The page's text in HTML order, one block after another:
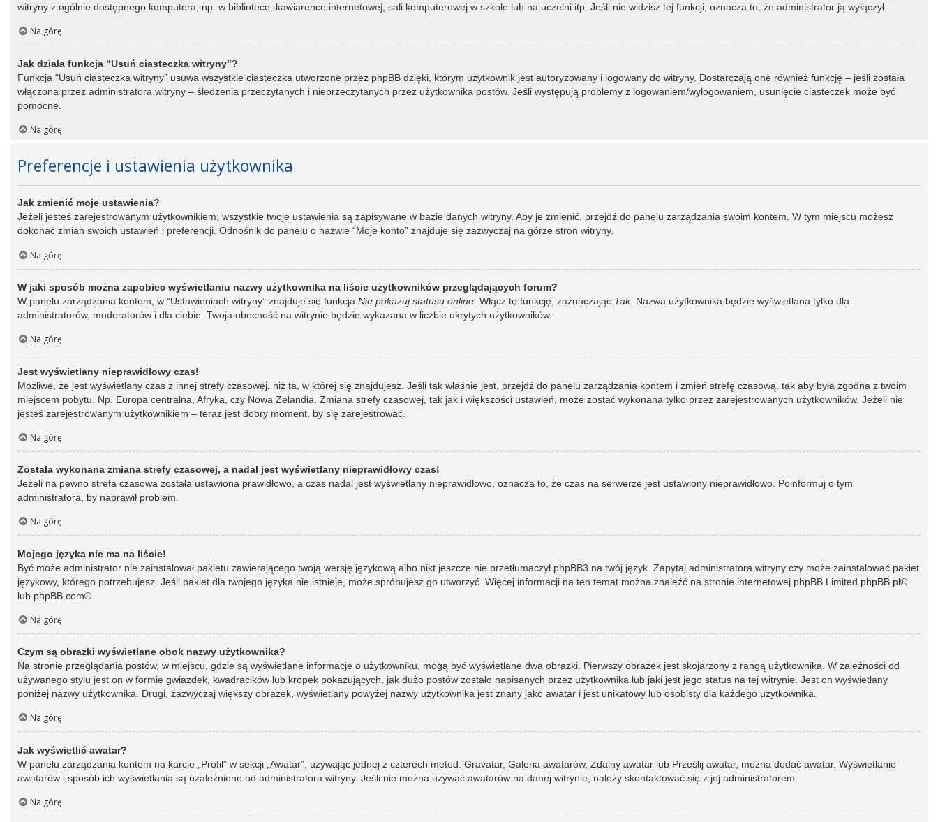
witryny z ogólnie dostępnego komputera, np. w bibliotece, kawiarence internetowej, sali komputerowej w szkole lub na uczelni itp. Jeśli nie widzisz tej funkcji, oznacza to, że administrator ją wyłączył.
Na górę
Jak działa funkcja “Usuń ciasteczka witryny”?
Funkcja “Usuń ciasteczka witryny” usuwa wszystkie ciasteczka utworzone przez phpBB dzięki, którym użytkownik jest autoryzowany i logowany do witryny. Dostarczają one również funkcję – jeśli została
włączona przez administratora witryny – śledzenia przeczytanych i nieprzeczytanych przez użytkownika postów. Jeśli występują problemy z logowaniem/wylogowaniem, usunięcie ciasteczek może być
pomocne.
Na górę
Preferencje i ustawienia użytkownika
Jak zmienić moje ustawienia?
Jeżeli jesteś zarejestrowanym użytkownikiem, wszystkie twoje ustawienia są zapisywane w bazie danych witryny. Aby je zmienić, przejdź do panelu zarządzania swoim kontem. W tym miejscu możesz
dokonać zmian swoich ustawień i preferencji. Odnośnik do panelu o nazwie “Moje konto” znajduje się zazwyczaj na górze stron witryny.
Na górę
W jaki sposób można zapobiec wyświetlaniu nazwy użytkownika na liście użytkowników przeglądających forum?
W panelu zarządzania kontem, w “Ustawieniach witryny” znajduje się funkcja Nie pokazuj statusu online . Włącz tę funkcję, zaznaczając Tak. Nazwa użytkownika będzie wyświetlana tylko dla
administratorów, moderatorów i dla ciebie. Twoja obecność na witrynie będzie wykazana w liczbie ukrytych użytkowników.
Na górę
Jest wyświetlany nieprawidłowy czas!
Możliwe, że jest wyświetlany czas z innej strefy czasowej, niż ta, w której się znajdujesz. Jeśli tak właśnie jest, przejdź do panelu zarządzania kontem i zmień strefę czasową, tak aby była zgodna z twoim
miejscem pobytu. Np. Europa centralna, Afryka, czy Nowa Zelandia. Zmiana strefy czasowej, tak jak i większości ustawień, może zostać wykonana tylko przez zarejestrowanych użytkowników. Jeżeli nie
jesteś zarejestrowanym użytkownikiem – teraz jest dobry moment, by się zarejestrować.
Na górę
Została wykonana zmiana strefy czasowej, a nadal jest wyświetlany nieprawidłowy czas!
Jeżeli na pewno strefa czasowa została ustawiona prawidłowo, a czas nadal jest wyświetlany nieprawidłowo, oznacza to, że czas na serwerze jest ustawiony nieprawidłowo. Poinformuj o tym
administratora, by naprawił problem.
Na górę
Mojego języka nie ma na liście!
Być może administrator nie zainstalował pakietu zawierającego twoją wersję językową albo nikt jeszcze nie przetłumaczył phpBB3 na twój język. Zapytaj administratora witryny czy może zainstalować pakiet
językowy, którego potrzebujesz. Jeśli pakiet dla twojego języka nie istnieje, może spróbujesz go utworzyć. Więcej informacji na ten temat można znaleźć na stronie internetowej phpBB Limited phpBB.pl®
lub phpBB.com®
Na górę
Czym są obrazki wyświetlane obok nazwy użytkownika?
Na stronie przeglądania postów, w miejscu, gdzie są wyświetlane informacje o użytkowniku, mogą być wyświetlane dwa obrazki. Pierwszy obrazek jest skojarzony z rangą użytkownika. W zależności od
używanego stylu jest on w formie gwiazdek, kwadracików lub kropek pokazujących, jak dużo postów zostało napisanych przez użytkownika lub jaki jest jego status na tej witrynie. Jest on wyświetlany
poniżej nazwy użytkownika. Drugi, zazwyczaj większy obrazek, wyświetlany powyżej nazwy użytkownika jest znany jako awatar i jest unikatowy lub osobisty dla każdego użytkownika.
Na górę
Jak wyświetlić awatar?
W panelu zarządzania kontem na karcie „Profil” w sekcji „Awatar”, używając jednej z czterech metod: Gravatar, Galeria awatarów, Zdalny awatar lub Prześlij awatar, można dodać awatar. Wyświetlanie
awatarów i sposób ich wyświetlania są uzależnione od administratora witryny. Jeśli nie można używać awatarów na danej witrynie, należy skontaktować się z jej administratorem.
Na górę